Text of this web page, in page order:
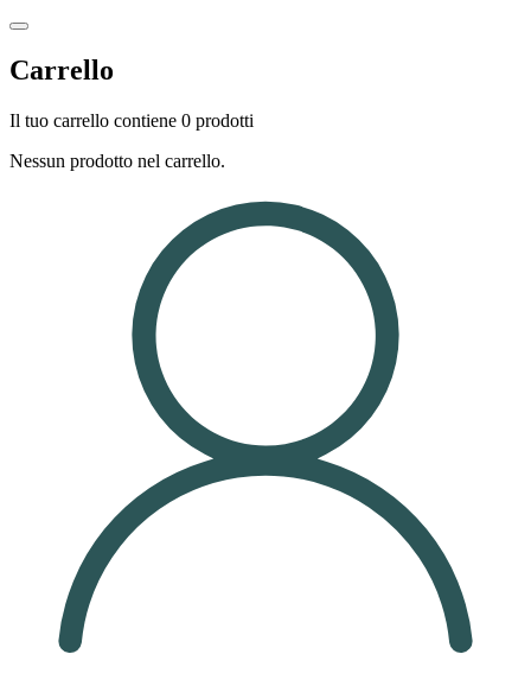
Carrello
Il tuo carrello contiene 0 prodotti
Nessun prodotto nel carrello.